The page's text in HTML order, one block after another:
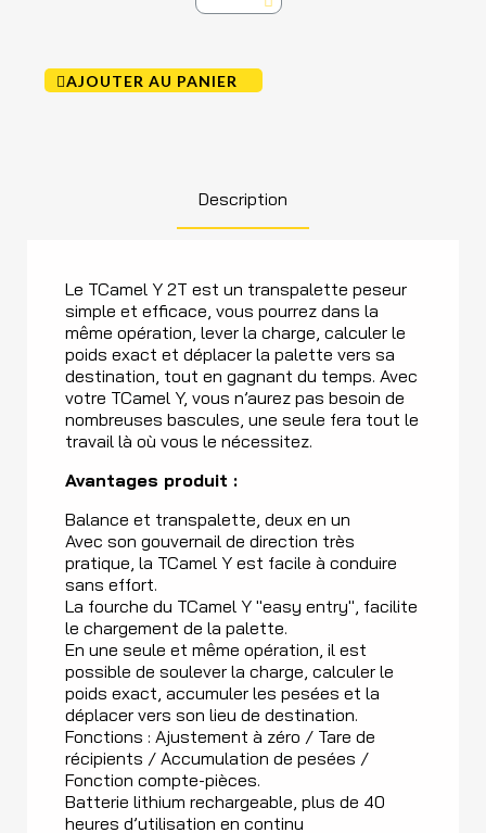
AJOUTER AU PANIER
Description
Le TCamel Y 2T est un transpalette peseur
simple et efficace, vous pourrez dans la
même opération, lever la charge, calculer le
poids exact et déplacer la palette vers sa
destination, tout en gagnant du temps. Avec
votre TCamel Y, vous n’aurez pas besoin de
nombreuses bascules, une seule fera tout le
travail là où vous le nécessitez.
Avantages produit :
Balance et transpalette, deux en un
Avec son gouvernail de direction très
pratique, la TCamel Y est facile à conduire
sans effort.
La fourche du TCamel Y "easy entry", facilite
le chargement de la palette.
En une seule et même opération, il est
possible de soulever la charge, calculer le
poids exact, accumuler les pesées et la
déplacer vers son lieu de destination.
Fonctions : Ajustement à zéro / Tare de
récipients / Accumulation de pesées /
Fonction compte-pièces.
Batterie lithium rechargeable, plus de 40
heures d’utilisation en continu